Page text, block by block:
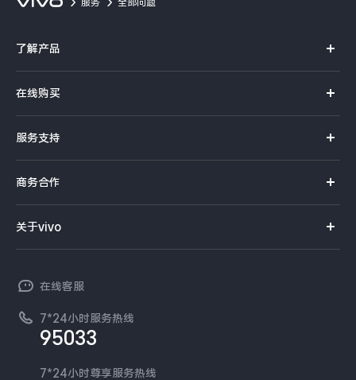
服务 全部问题
了解产品
S系列
Y系列
iQOO手机
T系列
NEX系列
在线购买
选购手机
选购配件
订单查询
服务支持
服务网点
查找手机
环保回收
安全公告
商务合作
开放平台
vivo 企业业务
廉正合规
国补营业执照
关于vivo
工作机会
新闻资讯
在线客服
7*24小时服务热线
95033
7*24小时尊享服务热线